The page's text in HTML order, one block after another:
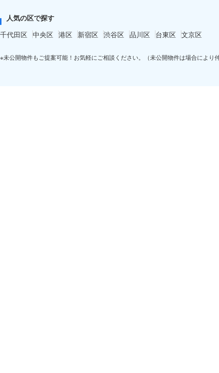
人気の区で探す
千代田区 中央区 港区 新宿区 渋谷区 品川区 台東区 文京区
※未公開物件もご提案可能！お気軽にご相談ください。（未公開物件は場合により